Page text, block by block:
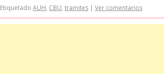
Etiquetado AUH, CBU, tramites | Ver comentarios